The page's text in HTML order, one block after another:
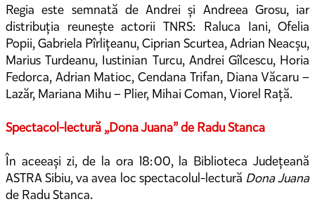
Regia este semnată de Andrei și Andreea Grosu, iar
distribuția reunește actorii TNRS: Raluca Iani, Ofelia
Popii, Gabriela Pîrlițeanu, Ciprian Scurtea, Adrian Neacșu,
Marius Turdeanu, Iustinian Turcu, Andrei Gîlcescu, Horia
Fedorca, Adrian Matioc, Cendana Trifan, Diana Văcaru –
Lazăr, Mariana Mihu – Plier, Mihai Coman, Viorel Rață.
Spectacol-lectură „Dona Juana” de Radu Stanca
În aceeași zi, de la ora 18:00, la Biblioteca Județeană
ASTRA Sibiu, va avea loc spectacolul-lectură Dona Juana
de Radu Stanca.